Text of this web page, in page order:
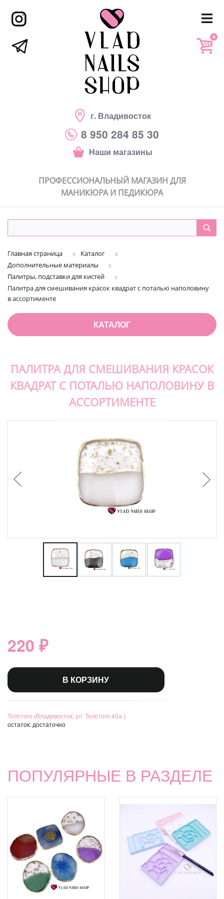
г. Владивосток
8 950 284 85 30
Наши магазины
0
ПРОФЕССИОНАЛЬНЫЙ МАГАЗИН ДЛЯ
МАНИКЮРА И ПЕДИКЮРА
Главная страница
Каталог
Дополнительные материалы
Палитры, подставки для кистей
Палитра для смешивания красок квадрат с поталью наполовину
в ассортименте
КАТАЛОГ
ПАЛИТРА ДЛЯ СМЕШИВАНИЯ КРАСОК
КВАДРАТ С ПОТАЛЬЮ НАПОЛОВИНУ В
АССОРТИМЕНТЕ
220 ₽
В КОРЗИНУ
Толстого (Владивосток, ул. Толстого 40а )
остаток: достаточно
ПОПУЛЯРНЫЕ В РАЗДЕЛЕ